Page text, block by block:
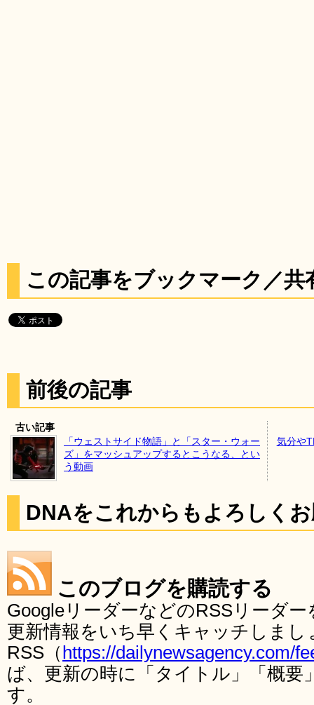
この記事をブックマーク／共
前後の記事
古い記事
「ウェストサイド物語」と「スター・ウォー
ズ」をマッシュアップするとこうなる、とい
う動画
気分や
DNAをこれからもよろしく
このブログを購読する
GoogleリーダーなどのRSSリーダ
更新情報をいち早くキャッチしま
RSS（ https://dailynewsagency.com/
ば、更新の時に「タイトル」「概要
す。